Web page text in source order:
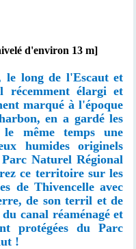
d'environ 13 m]
le long de l'Escaut et
récemment élargi et
marqué à l'époque
en a gardé les
même temps une
humides originels
Naturel Régional
ce territoire sur les
de Thivencelle avec
de son terril et de
canal réaménagé et
protégées du Parc
!